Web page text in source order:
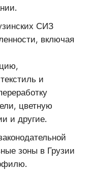
СИЗ
включая
и
цветную
и другие.
зоны в Грузии